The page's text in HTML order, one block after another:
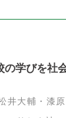
学びを社
井大輔・漆